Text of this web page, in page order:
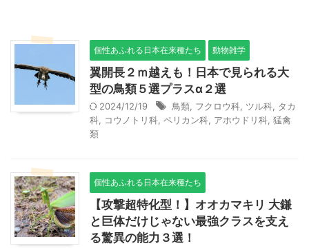
個性あふれる日本在来種たち 動物雑学
翼開長２ｍ越えも！日本で見られる大
型の鳥類５選プラスα２選
2024/12/19 鳥類 フクロウ科 ツル科
タカ
科
コウノトリ科 ペリカン科 アホウドリ科 猛禽
類
個性あふれる日本在来種たち
【攻撃超特化型！】オオカマキリ 大鎌
と巨体だけじゃない最強クラスを支え
る驚異の能力３選！